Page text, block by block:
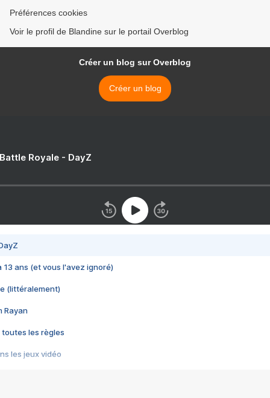
Préférences cookies
Voir le profil de Blandine sur le portail Overblog
Créer un blog sur Overblog
Créer un blog
Royale - DayZ
13 ans (et vous l'avez ignoré)
(littéralement)
Rayan
toutes les règles
les jeux vidéo